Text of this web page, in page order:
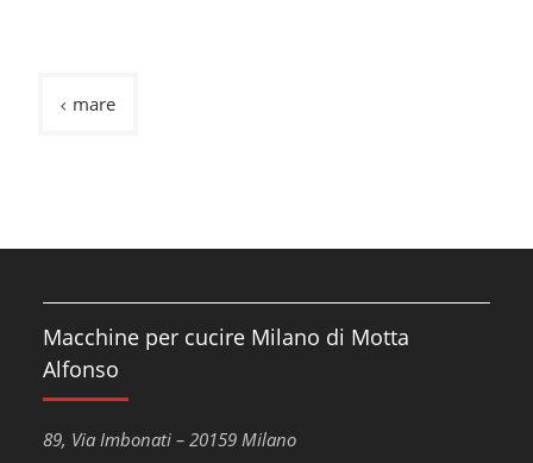
mare
Macchine per cucire Milano di Motta
Alfonso
89, Via Imbonati – 20159 Milano